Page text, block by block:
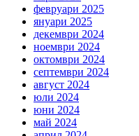
февруари 2025
януари 2025
декември 2024
ноември 2024
октомври 2024
септември 2024
август 2024
юли 2024
юни 2024
май 2024